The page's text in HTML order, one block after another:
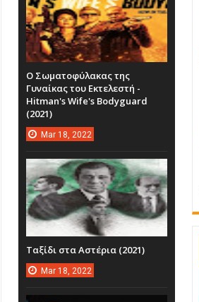
Ο Σωματοφύλακας της
Γυναίκας του Εκτελεστή -
Hitman's Wife's Bodyguard
(2021)
Mar 18, 2022
Ταξίδι στα Αστέρια (2021)
Mar 18, 2022